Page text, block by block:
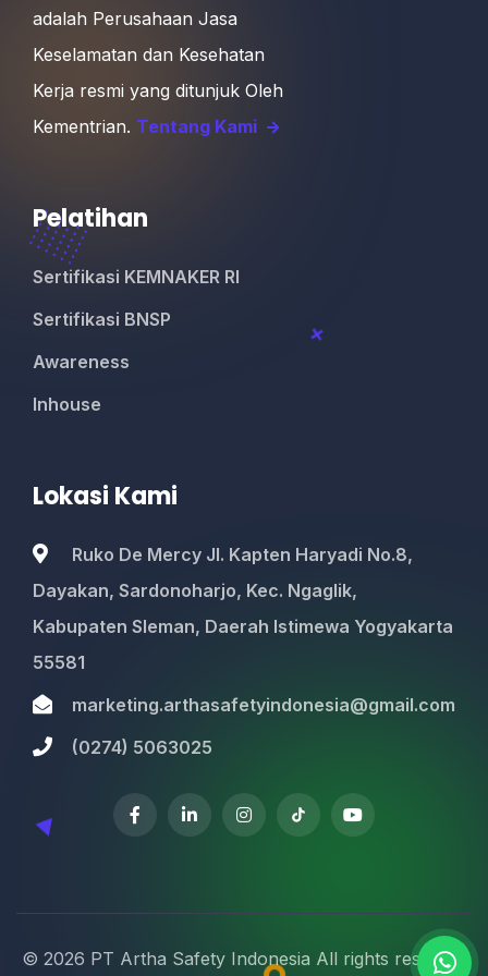
adalah Perusahaan Jasa
Keselamatan dan Kesehatan
Kerja resmi yang ditunjuk Oleh
Kementrian. Tentang Kami
Pelatihan
Sertifikasi KEMNAKER RI
Sertifikasi BNSP
Awareness
Inhouse
Lokasi Kami
Ruko De Mercy Jl. Kapten Haryadi No.8,
Dayakan, Sardonoharjo, Kec. Ngaglik,
Kabupaten Sleman, Daerah Istimewa Yogyakarta
55581
marketing.arthasafetyindonesia@gmail.com
(0274) 5063025
© 2026 PT Artha Safety Indonesia All rights reserved